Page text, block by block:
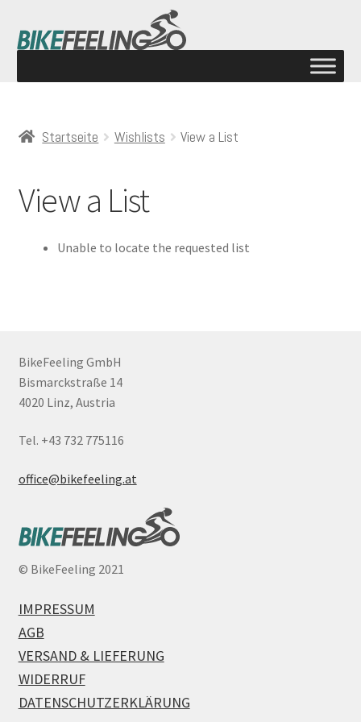
Startseite Wishlists View a List
View a List
Unable to locate the requested list
BikeFeeling GmbH
Bismarckstraße 14
4020 Linz, Austria
Tel. +43 732 775116
office@bikefeeling.at
© BikeFeeling 2021
IMPRESSUM
AGB
VERSAND & LIEFERUNG
WIDERRUF
DATENSCHUTZERKLÄRUNG